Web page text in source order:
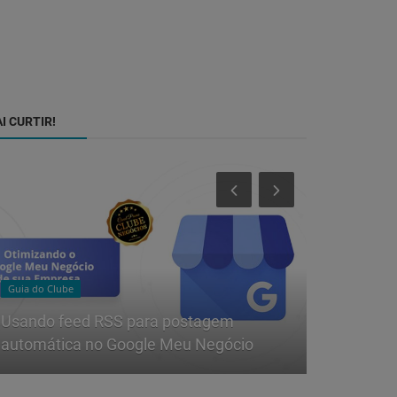
CURTIR!
Guia do Clube
Usando feed RSS para postagem
automática no Google Meu Negócio